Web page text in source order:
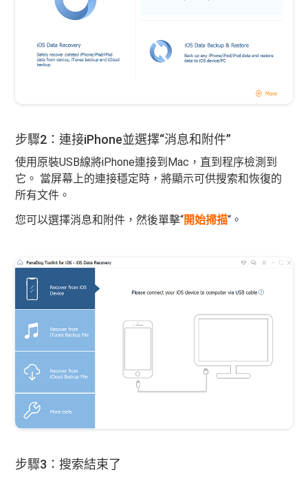
步驟2：連接iPhone並選擇“消息和附件”
使用原裝USB線將iPhone連接到Mac，直到程序檢測到
它。 當屏幕上的連接穩定時，將顯示可供搜索和恢復的
所有文件。
您可以選擇消息和附件，然後單擊“開始掃描“。
步驟3：搜索結束了